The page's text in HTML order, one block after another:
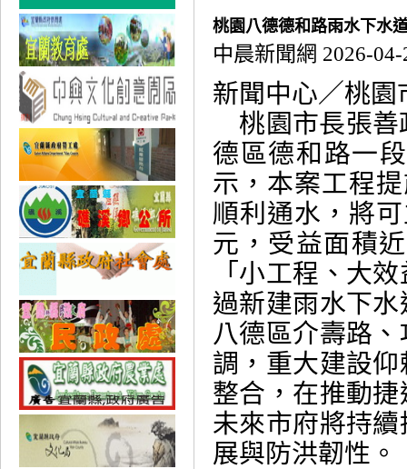
桃園八德德和路雨水下水
中晨新聞網 2026-04-
新聞中心／桃園
桃園市長張善
德區德和路一
示，本案工程
順利通水，將
元，受益面積
「小工程、大
過新建雨水下
八德區介壽路
調，重大建設
整合，在推動
未來市府將持
展與防洪韌性。